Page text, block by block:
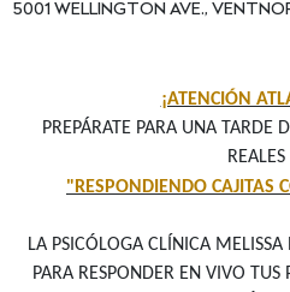
5001 WELLINGTON AVE.,
¡ATENCIÓN
PREPÁRATE PARA UNA TARDE
REALES
"RESPONDIENDO CAJITAS
LA PSICÓLOGA CLÍNICA
PARA RESPONDER EN VIVO